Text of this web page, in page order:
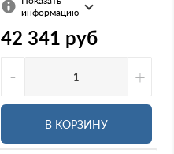
информацию
42 341 руб
-
+
В КОРЗИНУ